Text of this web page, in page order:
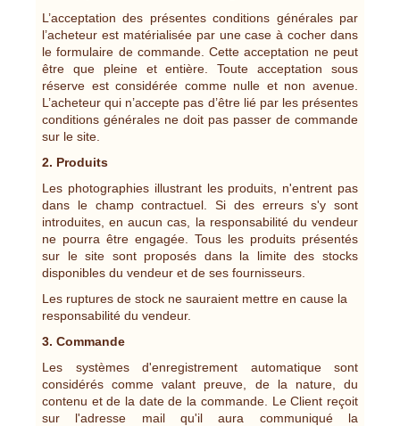
L’acceptation des présentes conditions générales par
l’acheteur est matérialisée par une case à cocher dans
le formulaire de commande. Cette acceptation ne peut
être que pleine et entière. Toute acceptation sous
réserve est considérée comme nulle et non avenue.
L’acheteur qui n’accepte pas d’être lié par les présentes
conditions générales ne doit pas passer de commande
sur le site.
2. Produits
Les photographies illustrant les produits, n'entrent pas
dans le champ contractuel. Si des erreurs s'y sont
introduites, en aucun cas, la responsabilité du vendeur
ne pourra être engagée. Tous les produits présentés
sur le site sont proposés dans la limite des stocks
disponibles du vendeur et de ses fournisseurs.
Les ruptures de stock ne sauraient mettre en cause la
responsabilité du vendeur.
3. Commande
Les systèmes d'enregistrement automatique sont
considérés comme valant preuve, de la nature, du
contenu et de la date de la commande. Le Client reçoit
sur l'adresse mail qu'il aura communiqué la